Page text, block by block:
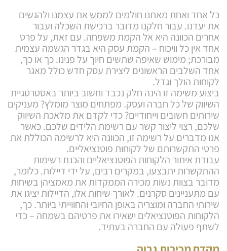
כל אחד ואחת מאתנו חולמים לממש את עצמנו ולהגשים
את יעדנו. עבור חלקנו מדובר ברכישת השכלה ועבור
אחרים הכוונה היא אל הקמת משפחה. עם זאת, על פרט
אחד אין כל וויכוח – הקמת עסק היא בגדר הגשמה עצמית
מבורכת; מימוש שאיפה שתשים חיוך על פנינו. כך או כך,
אחד השלבים הראשונים ליצירת עסק חדש כולל מאגר
לקוחות הולך וגדל.
ביצוע משימה זו הינה חלק נכבד וחשוב ביותר באסטרטגיית
השיווק של כל חברה ועסק. מפתחים מוצר מומלץ? מעניקים
שירותים חשובים וייחודיים? כדי לקדם את מלאכת השיווק
שלכם, רצוי ליצור קשר עם רשימת הלידים שלכם. כאשר
אנו מדברים על רשימה זו, הכוונה היא לרשימה הכוללת את
פרטי התקשרותם של לקוחות פוטנציאליים.
עבודת איתור הלקוחות הפוטנציאליים והכנת רשימות
ההתקשרות יתבצעו, במקרים רבים, על ידי דיילות. כלומר,
מדובר בצוות נשות מכירה הממקדות את מאמציהן בשיחות
עם מתעניינים סקרנים. לאורך שיחות אלו, הדיילות יציגו את
שירותי החברה ומוצריה באופן החיובי והחווייתי ביותר. כך,
הלקוחות הפוטנציאלים ישאירו את פרטיהם בשמחה – כדי
לשתף פעולה עם החברה בעתיד.